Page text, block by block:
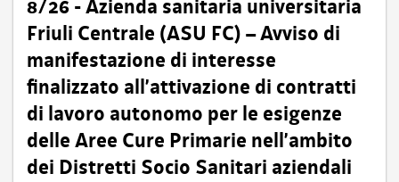
8/26 - Azienda sanitaria universitaria
Friuli Centrale (ASU FC) – Avviso di
manifestazione di interesse
finalizzato all’attivazione di contratti
di lavoro autonomo per le esigenze
delle Aree Cure Primarie nell’ambito
dei Distretti Socio Sanitari aziendali